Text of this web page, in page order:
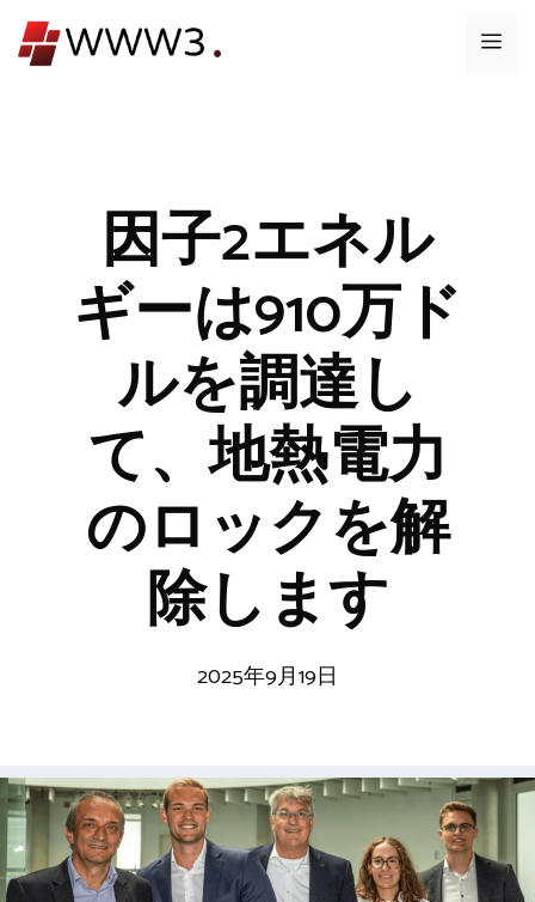
ン
メ
因子2エネル
ギーは910万ド
ルを調達し
て、地熱電力
のロックを解
除します
2025年9月19日